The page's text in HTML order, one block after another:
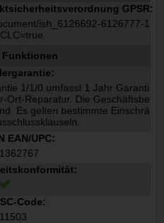
GPSR:
ish_6126692-6126777-1
Funktionen
1/1/0 umfasst 1 Jahr Garanti
Ort-Reparatur. Die Geschäftsbe
Es gelten bestimmte Einschrä
EAN/UPC:
Code: